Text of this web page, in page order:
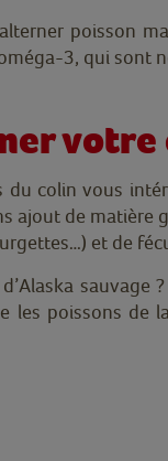
poisson
3, qui sont
colin vous
ajout de matière
et de
sauvage
les poissons de